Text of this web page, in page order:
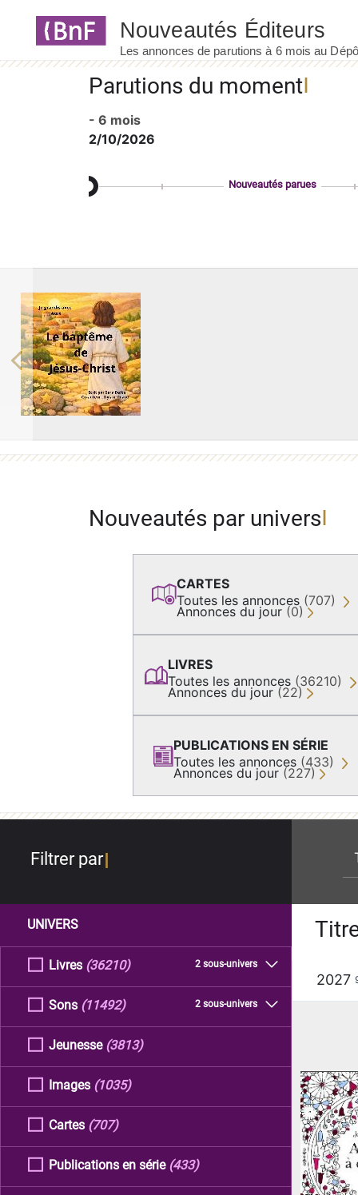
Parutions du moment
- 6 mois
2/10/2026
Nouveautés parues
Previous
Nouveautés par univers
CARTES
Toutes les annonces (707)
Annonces du jour (0)
LIVRES
Toutes les annonces (36210)
Annonces du jour (22)
PUBLICATIONS EN SÉRIE
Toutes les annonces (433)
Annonces du jour (227)
Filtrer par
UNIVERS
Livres 2 sous-univers
(36210)
Sons 2 sous-univers
(11492)
Jeunesse (3813)
Images (1035)
Cartes (707)
Publications en série (433)
2027